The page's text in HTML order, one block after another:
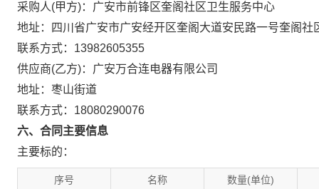
采购人(甲方)：广安市前锋区奎阁社区卫生服务中心
地址：四川省广安市广安经开区奎阁大道安民路一号奎阁社
联系方式：13982605355
供应商(乙方)：广安万合连电器有限公司
地址：枣山街道
联系方式：18080290076
六、合同主要信息
主要标的：
序号 名称 数量(单位)